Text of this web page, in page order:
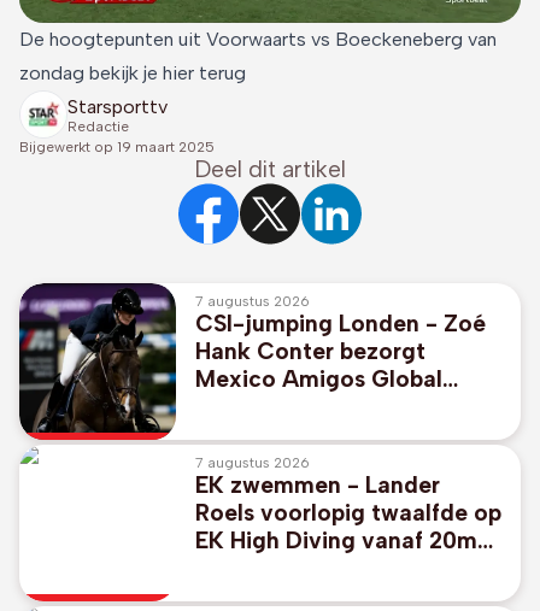
De hoogtepunten uit Voorwaarts vs Boeckeneberg van
zondag bekijk je hier terug
Starsporttv
Redactie
Bijgewerkt op 19 maart 2025
Deel dit artikel
7 augustus 2026
CSI-jumping Londen - Zoé
Hank Conter bezorgt
Mexico Amigos Global
overwinning in Londen
7 augustus 2026
EK zwemmen - Lander
Roels voorlopig twaalfde op
EK High Diving vanaf 20m